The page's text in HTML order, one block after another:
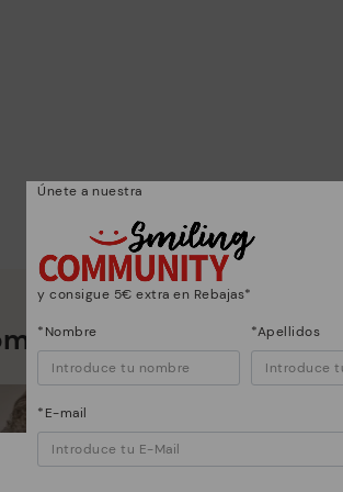
mucho más que
Únete a nuestra
y consigue 5€ extra en Rebajas*
*Nombre *Apellidos
*E-mail